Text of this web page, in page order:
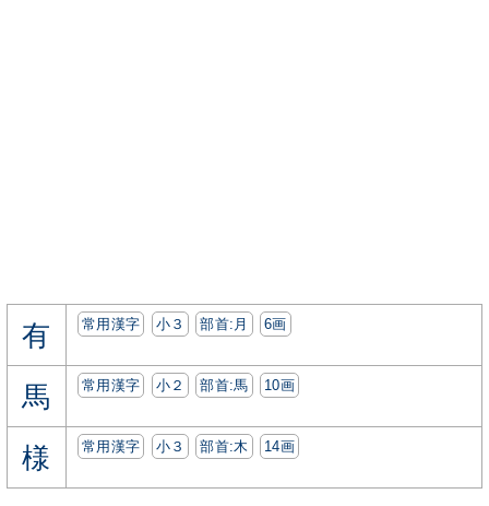
有 常用漢字 小３ 部首:⽉ 6画
馬 常用漢字 小２ 部首:⾺ 10画
様 常用漢字 小３ 部首:⽊ 14画